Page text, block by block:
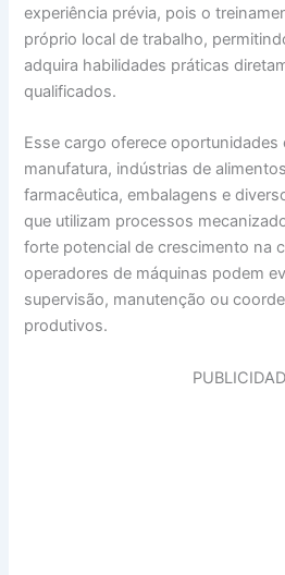
experiência prévia, pois o
próprio local de trabalho,
adquira habilidades práticas
qualificados.
Esse cargo oferece oportunidades
manufatura, indústrias de
farmacêutica, embalagens e
que utilizam processos
forte potencial de crescimento na
operadores de máquinas podem
supervisão, manutenção ou
produtivos.